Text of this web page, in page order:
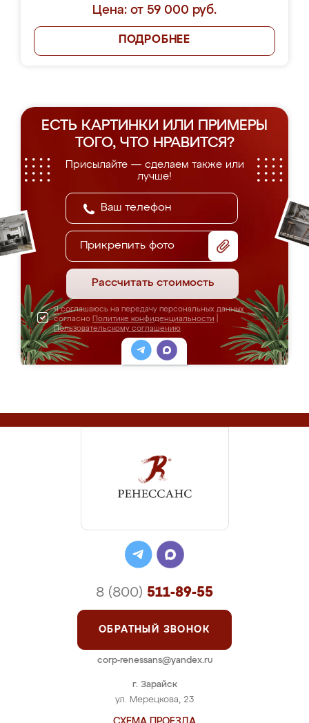
Цена: от 59 000 руб.
ПОДРОБНЕЕ
ЕСТЬ КАРТИНКИ ИЛИ ПРИМЕРЫ
ТОГО, ЧТО НРАВИТСЯ?
Присылайте — сделаем также или
лучше!
Прикрепить фото
Рассчитать стоимость
Я соглашаюсь на передачу персональных данных
согласно Политике конфиденциальности
Пользовательскому соглашению
г. Зарайск
ул. Мерецкова, 23
8 (800) 511-89-55
ОБРАТНЫЙ ЗВОНОК
corp-renessans@yandex.ru